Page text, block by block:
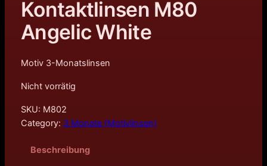
Kontaktlinsen M80
Angelic White
Motiv 3-Monatslinsen
Nicht vorrätig
SKU: M802
Category: 3 Monate (Motivlinsen)
Beschreibung